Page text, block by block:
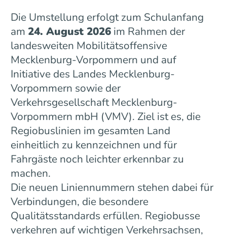
Die Umstellung erfolgt zum Schulanfang
am 24. August 2026im Rahmen der
landesweiten Mobilitätsoffensive
Mecklenburg-Vorpommern und auf
Initiative des Landes Mecklenburg-
Vorpommern sowie der
Verkehrsgesellschaft Mecklenburg-
Vorpommern mbH (VMV). Ziel ist es, die
Regiobuslinien im gesamten Land
einheitlich zu kennzeichnen und für
Fahrgäste noch leichter erkennbar zu
machen.
Die neuen Liniennummern stehen dabei für
Verbindungen, die besondere
Qualitätsstandards erfüllen. Regiobusse
verkehren auf wichtigen Verkehrsachsen,